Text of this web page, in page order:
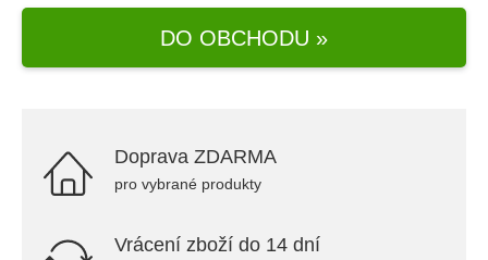
DO OBCHODU »
Doprava ZDARMA
pro vybrané produkty
Vrácení zboží do 14 dní